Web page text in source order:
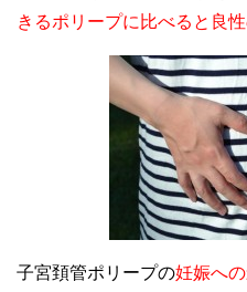
きるポリープに比べると良
子宮頚管ポリープの妊娠へ